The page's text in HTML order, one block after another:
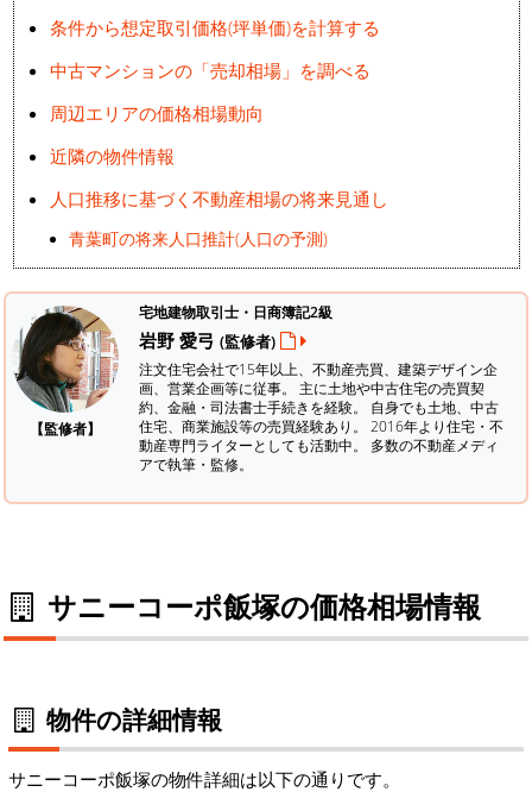
条件から想定取引価格(坪単価)を計算する
中古マンションの「売却相場」を調べる
周辺エリアの価格相場動向
近隣の物件情報
人口推移に基づく不動産相場の将来見通し
青葉町の将来人口推計(人口の予測)
【監修者】
宅地建物取引士・日商簿記2級
岩野 愛弓 (監修者)
注文住宅会社で15年以上、不動産売買、建築デザイン企
画、営業企画等に従事。 主に土地や中古住宅の売買契
約、金融・司法書士手続きを経験。 自身でも土地、中古
住宅、商業施設等の売買経験あり。 2016年より住宅・不
動産専門ライターとしても活動中。 多数の不動産メディ
アで執筆・監修。
サニーコーポ飯塚の価格相場情報
物件の詳細情報
サニーコーポ飯塚の物件詳細は以下の通りです。